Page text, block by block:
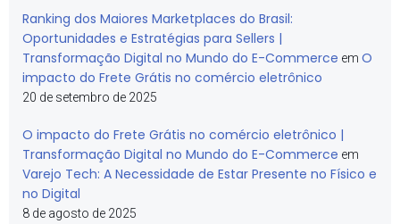
Ranking dos Maiores Marketplaces do Brasil:
Oportunidades e Estratégias para Sellers |
Transformação Digital no Mundo do E-Commerce em O
impacto do Frete Grátis no comércio eletrônico
20 de setembro de 2025
O impacto do Frete Grátis no comércio eletrônico |
Transformação Digital no Mundo do E-Commerce em
Varejo Tech: A Necessidade de Estar Presente no Físico e
no Digital
8 de agosto de 2025